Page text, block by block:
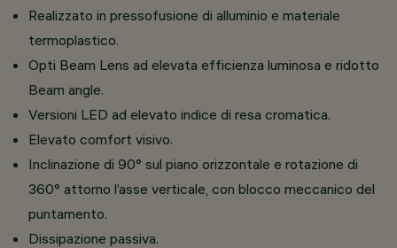
Realizzato in pressofusione di alluminio e materiale
termoplastico.
Opti Beam Lens ad elevata efficienza luminosa e ridotto
Beam angle.
Versioni LED ad elevato indice di resa cromatica.
Elevato comfort visivo.
Inclinazione di 90° sul piano orizzontale e rotazione di
360° attorno l’asse verticale, con blocco meccanico del
puntamento.
Dissipazione passiva.